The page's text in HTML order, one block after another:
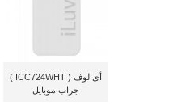
أى لوف ( ICC724WHT )
جراب موبايل